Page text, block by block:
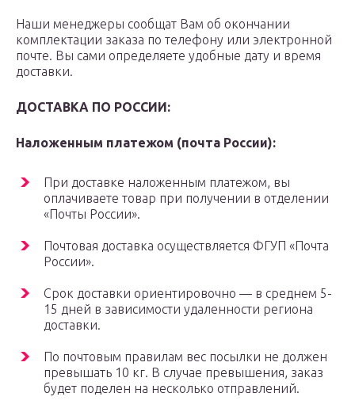
Наши менеджеры сообщат Вам об окончании
комплектации заказа по телефону или электронной
почте. Вы сами определяете удобные дату и время
доставки.
ДОСТАВКА ПО РОССИИ:
Наложенным платежом (почта России):
При доставке наложенным платежом, вы
оплачиваете товар при получении в отделении
«Почты России».
Почтовая доставка осуществляется ФГУП «Почта
России».
Срок доставки ориентировочно — в среднем 5-
15 дней в зависимости удаленности региона
доставки.
По почтовым правилам вес посылки не должен
превышать 10 кг. В случае превышения, заказ
будет поделен на несколько отправлений.